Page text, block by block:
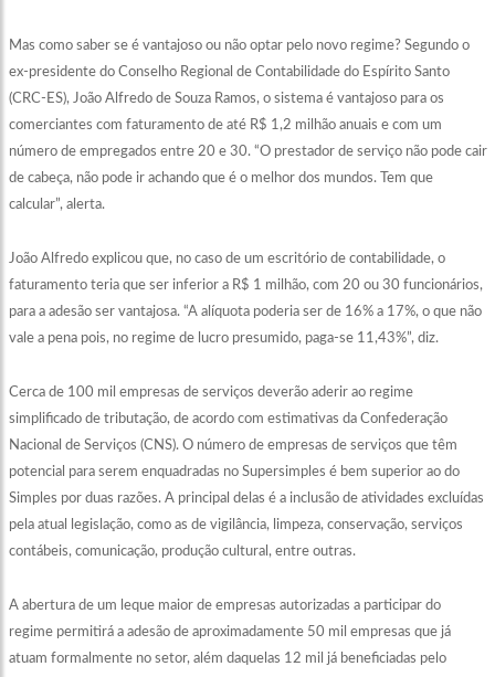
Mas como saber se é vantajoso ou não optar pelo novo regime? Segundo o
ex-presidente do Conselho Regional de Contabilidade do Espírito Santo
(CRC-ES), João Alfredo de Souza Ramos, o sistema é vantajoso para os
comerciantes com faturamento de até R$ 1,2 milhão anuais e com um
número de empregados entre 20 e 30. “O prestador de serviço não pode cair
de cabeça, não pode ir achando que é o melhor dos mundos. Tem que
calcular”, alerta.
João Alfredo explicou que, no caso de um escritório de contabilidade, o
faturamento teria que ser inferior a R$ 1 milhão, com 20 ou 30 funcionários,
para a adesão ser vantajosa. “A alíquota poderia ser de 16% a 17%, o que não
vale a pena pois, no regime de lucro presumido, paga-se 11,43%”, diz.
Cerca de 100 mil empresas de serviços deverão aderir ao regime
simplificado de tributação, de acordo com estimativas da Confederação
Nacional de Serviços (CNS). O número de empresas de serviços que têm
potencial para serem enquadradas no Supersimples é bem superior ao do
Simples por duas razões. A principal delas é a inclusão de atividades excluídas
pela atual legislação, como as de vigilância, limpeza, conservação, serviços
contábeis, comunicação, produção cultural, entre outras.
A abertura de um leque maior de empresas autorizadas a participar do
regime permitirá a adesão de aproximadamente 50 mil empresas que já
atuam formalmente no setor, além daquelas 12 mil já beneficiadas pelo